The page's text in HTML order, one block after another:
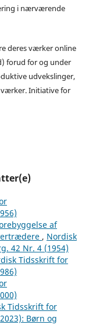
i nærværende
deres værker online
forud for og under
udvekslinger,
Initiative for
af
, Nordisk
42 Nr. 4 (1954)
Tidsskrift for
Tidsskrift for
Børn og